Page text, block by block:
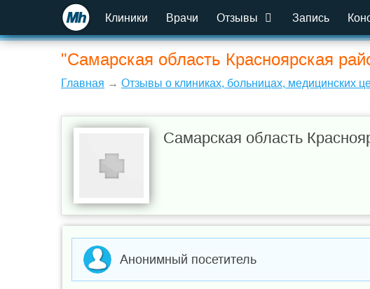
Клиники Врачи Отзывы Запись
"Самарская область Красноярская
Главная → Отзывы о клиниках, больницах, медицинских
Самарская область
Анонимный посетитель